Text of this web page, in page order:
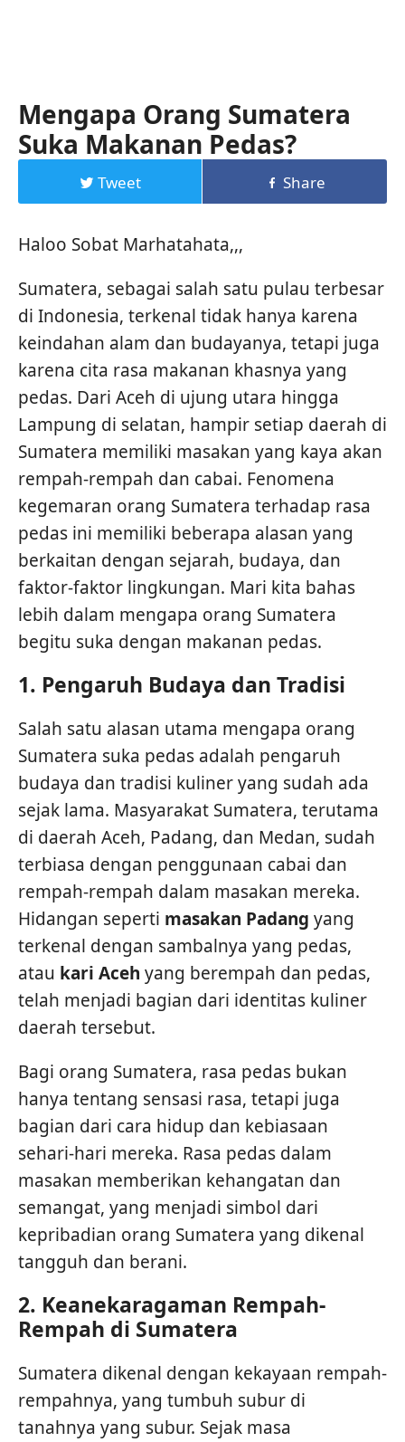
Mengapa Orang Sumatera
Suka Makanan Pedas?
Tweet Share
Haloo Sobat Marhatahata,,,
Sumatera, sebagai salah satu pulau terbesar
di Indonesia, terkenal tidak hanya karena
keindahan alam dan budayanya, tetapi juga
karena cita rasa makanan khasnya yang
pedas. Dari Aceh di ujung utara hingga
Lampung di selatan, hampir setiap daerah di
Sumatera memiliki masakan yang kaya akan
rempah-rempah dan cabai. Fenomena
kegemaran orang Sumatera terhadap rasa
pedas ini memiliki beberapa alasan yang
berkaitan dengan sejarah, budaya, dan
faktor-faktor lingkungan. Mari kita bahas
lebih dalam mengapa orang Sumatera
begitu suka dengan makanan pedas.
1. Pengaruh Budaya dan Tradisi
Salah satu alasan utama mengapa orang
Sumatera suka pedas adalah pengaruh
budaya dan tradisi kuliner yang sudah ada
sejak lama. Masyarakat Sumatera, terutama
di daerah Aceh, Padang, dan Medan, sudah
terbiasa dengan penggunaan cabai dan
rempah-rempah dalam masakan mereka.
Hidangan seperti masakan Padang yang
terkenal dengan sambalnya yang pedas,
atau kari Aceh yang berempah dan pedas,
telah menjadi bagian dari identitas kuliner
daerah tersebut.
Bagi orang Sumatera, rasa pedas bukan
hanya tentang sensasi rasa, tetapi juga
bagian dari cara hidup dan kebiasaan
sehari-hari mereka. Rasa pedas dalam
masakan memberikan kehangatan dan
semangat, yang menjadi simbol dari
kepribadian orang Sumatera yang dikenal
tangguh dan berani.
2. Keanekaragaman Rempah-
Rempah di Sumatera
Sumatera dikenal dengan kekayaan rempah-
rempahnya, yang tumbuh subur di
tanahnya yang subur. Sejak masa